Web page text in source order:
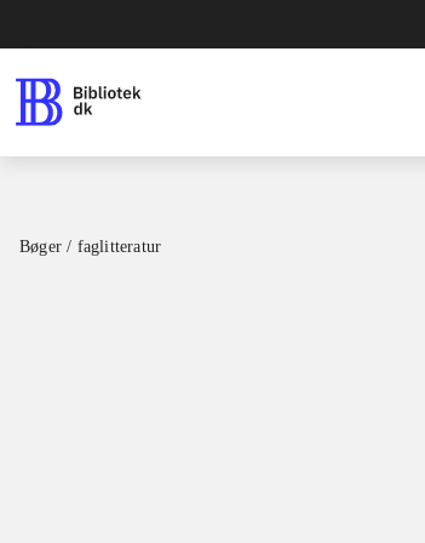
Bøger / faglitteratur